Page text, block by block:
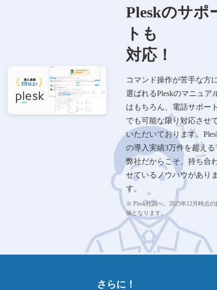
Pleskのサポ
トも
対応！
コマンド操作が苦手な方
選ばれるPleskのマニュア
はもちろん、電話サポー
でも可能な限り対応させ
いただいております。
の導入実績3万件を超える
弊社だからこそ、持ち合
せているノウハウがあり
す。
※ Plesk社調べ。2025年12月時点の
値となります。
さらに！